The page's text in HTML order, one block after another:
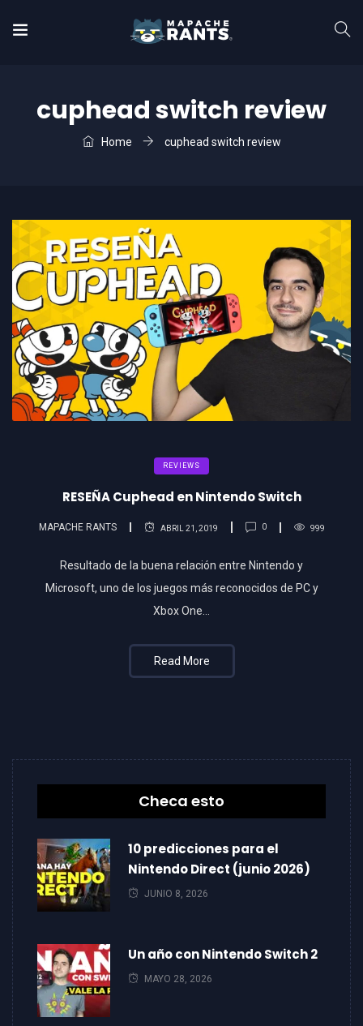
cuphead switch review
Home cuphead switch review
REVIEWS
RESEÑA Cuphead en Nintendo Switch
MAPACHE RANTS ABRIL 21, 2019 0 999
Resultado de la buena relación entre Nintendo y
Microsoft, uno de los juegos más reconocidos de PC y
Xbox One…
Read More
Checa esto
10 predicciones para el
Nintendo Direct (junio 2026)
JUNIO 8, 2026
Un año con Nintendo Switch 2
MAYO 28, 2026